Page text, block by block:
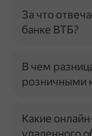
За что
банке ВТБ?
В чем
розничными
Какие